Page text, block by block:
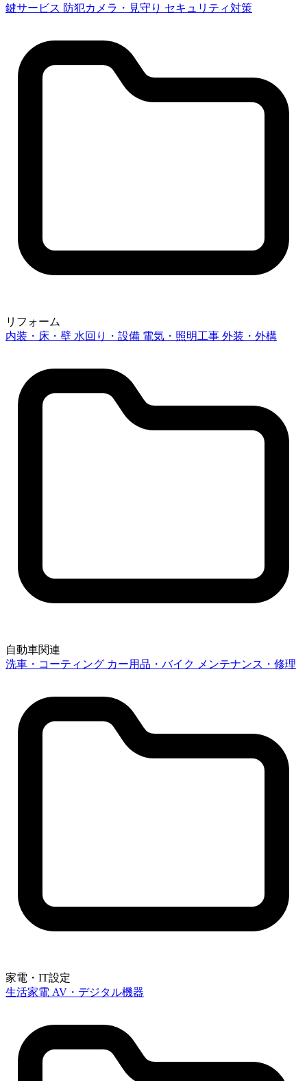
鍵サービス 防犯カメラ・見守り セキュリティ対策
リフォーム
内装・床・壁 水回り・設備 電気・照明工事 外装・外構
自動車関連
洗車・コーティング カー用品・バイク メンテナンス・修理
家電・IT設定
生活家電 AV・デジタル機器